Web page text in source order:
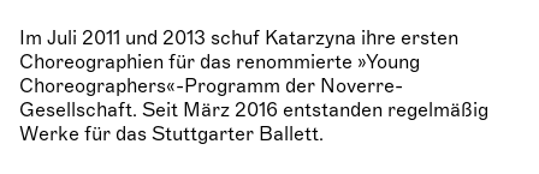
Im Juli 2011 und 2013 schuf Katarzyna ihre ersten
Choreographien für das renommierte »Young
Choreographers«-Programm der Noverre-
Gesellschaft. Seit März 2016 entstanden regelmäßig
Werke für das Stuttgarter Ballett.